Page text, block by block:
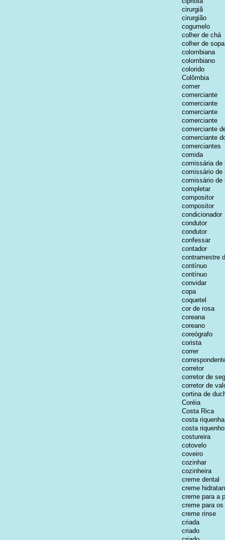
cirurgiã
cirurgião
cogumelo
colher de chá
colher de sopa
colombiana
colombiano
colorido
Colômbia
comer
comerciante
comerciante
comerciante
comerciante
comerciante
comerciante
comerciantes
comida
comissária de
comissário de
comissário de
completar
compositor
compositor
condicionador
condutor
condutor
confessar
contador
contramestre
contínuo
contínuo
convidar
copa
coquetel
cor de rosa
coreana
coreano
coreógrafo
corista
correr
corretor
corretor de
corretor de
cortina de
Coréia
Costa Rica
costa riquenha
costa riquenho
costureira
cotovelo
coveiro
cozinhar
cozinheira
creme dental
creme
creme para a
creme para os
creme rinse
criada
criado